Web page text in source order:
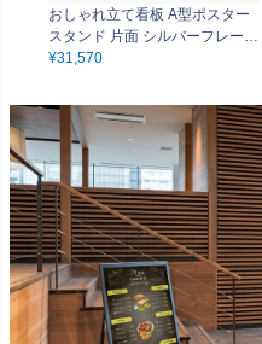
おしゃれ立て看板 A型ポスター
スタンド 片面 シルバーフレーム
B2・A1・B1 差替え可能 開き止
¥31,570